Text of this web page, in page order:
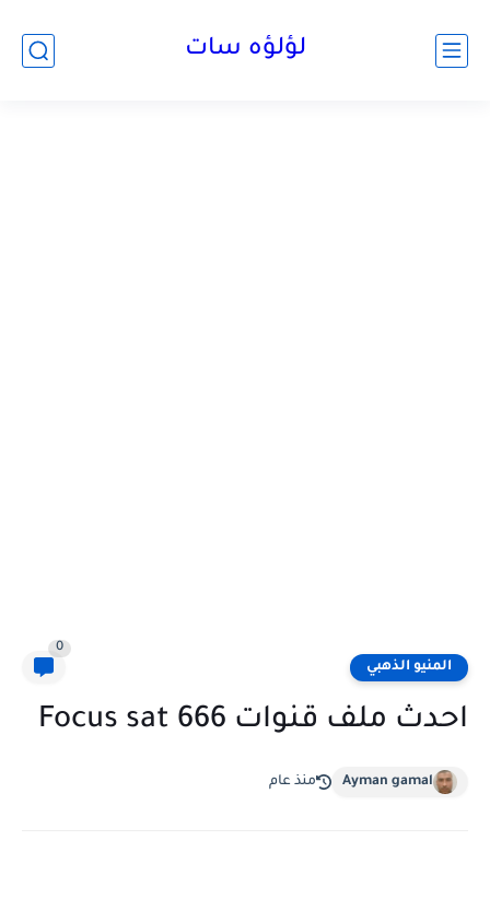
لؤلؤه سات
المنيو الذهبي
0
احدث ملف قنوات Focus sat 666
Ayman gamal منذ عام